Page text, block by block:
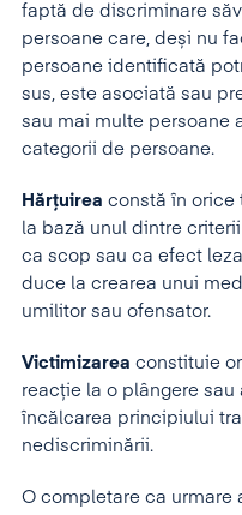
faptă de discriminare
persoane care, deși nu
persoane identificată
sus, este asociată sau
sau mai multe persoane
categorii de persoane.
Hărțuirea constă în orice
la bază unul dintre
ca scop sau ca efect
duce la crearea unui
umilitor sau ofensator.
Victimizarea constituie
reacție la o plângere
încălcarea principiului
nediscriminării.
O completare ca urmare